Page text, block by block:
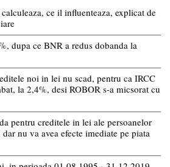
ce il influenteaza, explicat de
dupa ce BNR a redus dobanda la
noi in lei nu scad, pentru ca IRCC
la 2,4%, desi ROBOR s-a micsorat cu
pentru creditele in lei ale persoanelor
nu va avea efecte imediate pe piata